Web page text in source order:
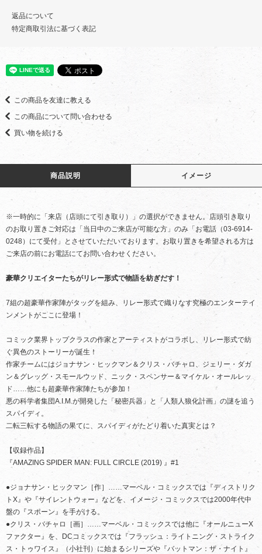
返品について
特定商取引法に基づく表記
この商品を友達に教える
この商品について問い合わせる
買い物を続ける
商品説明 イメージ
※一時的に「来店（店頭にて引き取り）」の選択ができません。店頭引き取り
のお取り置きご対応は「当日中のご来店が可能な方」のみ「お電話（03-6914-
0248）にて受付」とさせていただいております。お取り置きを希望される方は
ご来店の前にお電話にてお問い合わせください。
豪華クリエイターたちがリレー形式で物語を紡ぎだす！
7組の超豪華作家陣がタッグを組み、リレー形式で織りなす究極のエンターテイ
ンメントがここに登場！
コミック業界トップクラスの作家とアーティストがコラボし、リレー形式で紡
ぐ異色のストーリーが誕生！
作家チームにはジョナサン・ヒックマン＆クリス・バチャロ、ジェリー・ダガ
ン＆グレッグ・スモールウッド、ニック・スペンサー＆マイケル・オールレッ
ド……他にも超豪華作家陣たちが参加！
悪の科学者集団A.I.M.が開発した「秘密兵器」と「人類人狼化計画」の謎を追う
スパイディ。
二転三転する物語の果てに、スパイディがたどり着いた真実とは？
【収録作品】
『AMAZING SPIDER MAN: FULL CIRCLE (2019) 』#1
●ジョナサン・ヒックマン［作］……マーベル・コミックスでは『ディストリク
トX』や『サイレントウォー』などを、イメージ・コミックスでは2000年代中
盤の『スポーン』を手がける。
●クリス・バチャロ［画］……マーベル・コミックスでは他に『オールニューX
ファクター』を、DCコミックスでは『フラッシュ：ライトニング・ストライク
ス・トゥワイス』（小社刊）に始まるシリーズや『バットマン：ザ・ナイト』